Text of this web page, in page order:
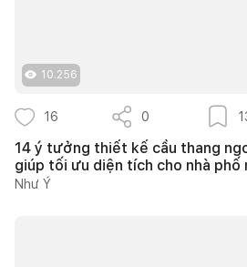
10.256
16 0
14 ý tưởng thiết kế cầu thang
giúp tối ưu diện tích cho nhà phố
Như Ý